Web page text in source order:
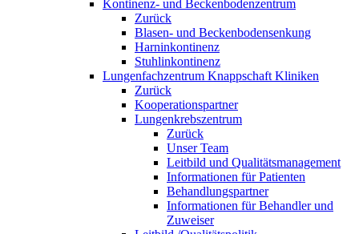
Kontinenz- und Beckenbodenzentrum
Zurück
Blasen- und Beckenbodensenkung
Harninkontinenz
Stuhlinkontinenz
Lungenfachzentrum Knappschaft Kliniken
Zurück
Kooperationspartner
Lungenkrebszentrum
Zurück
Unser Team
Leitbild und Qualitätsmanagement
Informationen für Patienten
Behandlungspartner
Informationen für Behandler und
Zuweiser